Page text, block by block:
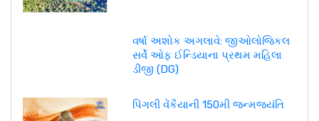
વર્ષા અશોક અગલાવે: જીઓલોજિકલ
સર્વે ઓફ ઈન્ડિયાના પ્રથમ મહિલા
ડીજી (DG)
પિંગલી વેંકૈયાની 150મી જન્મજયંતિ